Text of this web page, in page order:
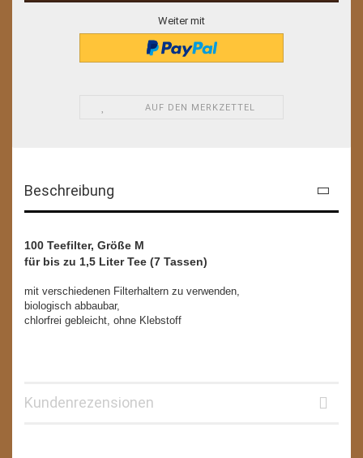
Weiter mit
AUF DEN MERKZETTEL
Beschreibung
100 Teefilter, Größe M
für bis zu 1,5 Liter Tee (7 Tassen)
mit verschiedenen Filterhaltern zu verwenden,
biologisch abbaubar,
chlorfrei gebleicht, ohne Klebstoff
Kundenrezensionen